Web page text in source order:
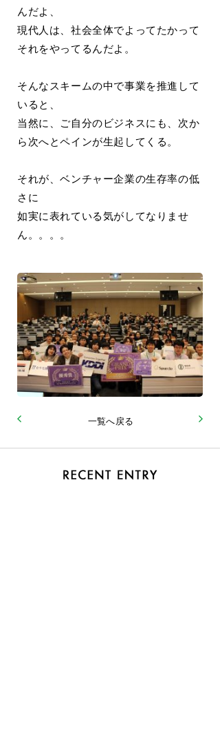
んだよ、
現代人は、社会全体でよってたかって
それをやってるんだよ。
そんなスキームの中で事業を推進して
いると、
当然に、ご自分のビジネスにも、次か
ら次へとペインが生起してくる。
それが、ベンチャー企業の生存率の低
さに
如実に表れている気がしてなりませ
ん。。。。
一覧へ戻る